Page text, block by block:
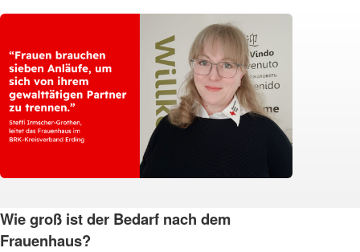
Wie groß ist der Bedarf nach dem
Frauenhaus?